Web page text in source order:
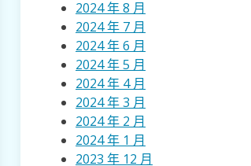
2024 年 8 月
2024 年 7 月
2024 年 6 月
2024 年 5 月
2024 年 4 月
2024 年 3 月
2024 年 2 月
2024 年 1 月
2023 年 12 月